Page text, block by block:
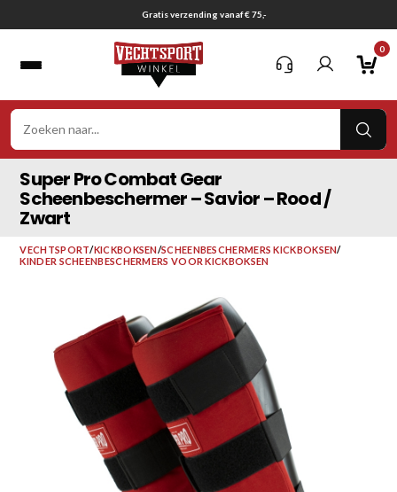
naar
Gratis verzending vanaf € 75,-
0
Super Pro Combat Gear
Scheenbeschermer – Savior – Rood /
Zwart
VECHTSPORT/KICKBOKSEN/SCHEENBESCHERMERS KICKBOKSEN/
KINDER SCHEENBESCHERMERS VOOR KICKBOKSEN